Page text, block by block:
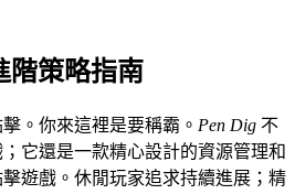
階策略指南
。你來這裡是要稱霸。 Pen Dig 不
它還是一款精心設計的資源管理和
遊戲。休閒玩家追求持續進展；精